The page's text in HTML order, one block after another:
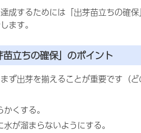
成するためには「出芽苗立ちの確
ます。
立ちの確保」のポイント
ず出芽を揃えることが重要です（
くする。
が溜まらないようにする。